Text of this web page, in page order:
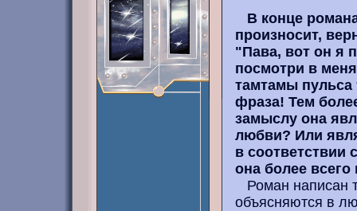
В конце
произносит,
"Пава, вот он я
посмотри в
тамтамы
фраза! Тем
замыслу она
любви? Или
в соответствии
она более всего
Роман написан
объясняются в